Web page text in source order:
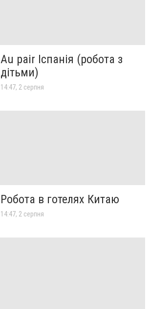
Au pair Іспанія (робота з
дітьми)
14:47, 2 серпня
Робота в готелях Китаю
14:47, 2 серпня